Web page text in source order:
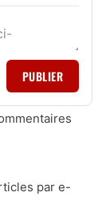
PUBLIER
par e-